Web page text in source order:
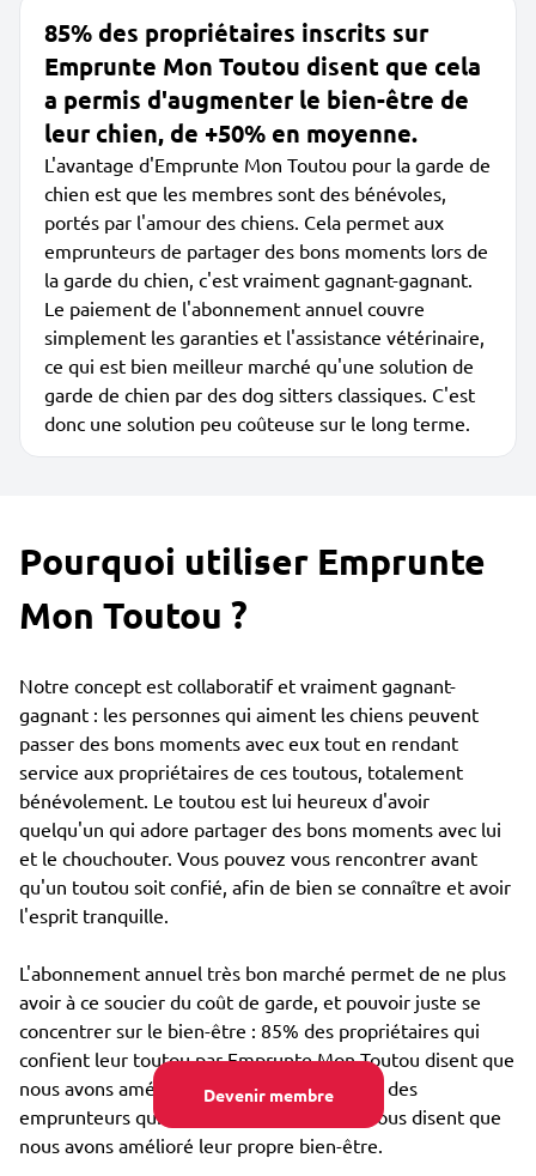
Devenir membre
85% des propriétaires inscrits sur
Emprunte Mon Toutou disent que cela
a permis d'augmenter le bien-être de
leur chien, de +50% en moyenne.
L'avantage d'Emprunte Mon Toutou pour la garde de
chien est que les membres sont des bénévoles,
portés par l'amour des chiens. Cela permet aux
emprunteurs de partager des bons moments lors de
la garde du chien, c'est vraiment gagnant-gagnant.
Le paiement de l'abonnement annuel couvre
simplement les garanties et l'assistance vétérinaire,
ce qui est bien meilleur marché qu'une solution de
garde de chien par des dog sitters classiques. C'est
donc une solution peu coûteuse sur le long terme.
Pourquoi utiliser Emprunte
Mon Toutou ?
Notre concept est collaboratif et vraiment gagnant-
gagnant : les personnes qui aiment les chiens peuvent
passer des bons moments avec eux tout en rendant
service aux propriétaires de ces toutous, totalement
bénévolement. Le toutou est lui heureux d'avoir
quelqu'un qui adore partager des bons moments avec lui
et le chouchouter. Vous pouvez vous rencontrer avant
qu'un toutou soit confié, afin de bien se connaître et avoir
l'esprit tranquille.
L'abonnement annuel très bon marché permet de ne plus
avoir à ce soucier du coût de garde, et pouvoir juste se
concentrer sur le bien-être : 85% des propriétaires qui
confient leur toutou par Emprunte Mon Toutou disent que
nous avons amélioré son bien-être, et 98% des
emprunteurs qui s'occupent d'un toutou nous disent que
nous avons amélioré leur propre bien-être.